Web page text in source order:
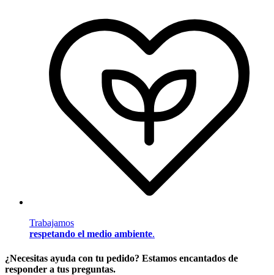
Trabajamos
respetando el medio ambiente.
¿Necesitas ayuda con tu pedido? Estamos encantados de
responder a tus preguntas.